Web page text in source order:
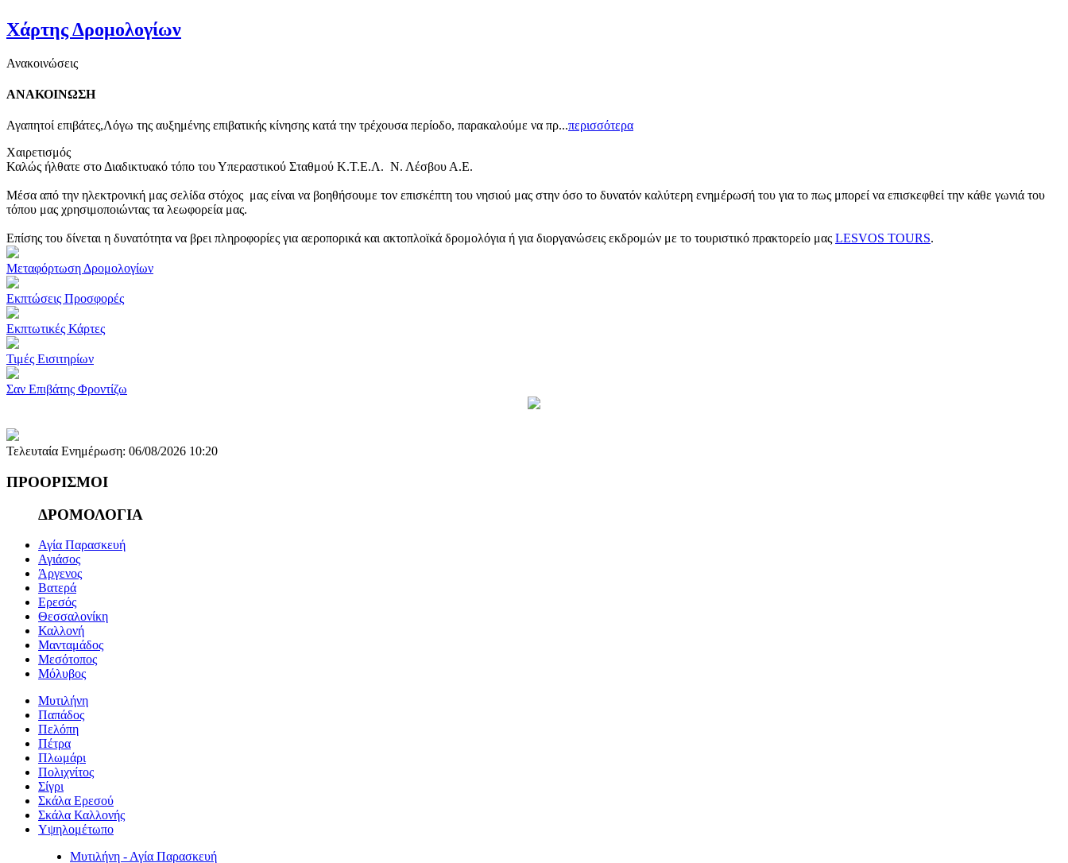
Χάρτης Δρομολογίων
Ανακοινώσεις
ΑΝΑΚΟΙΝΩΣΗ
Αγαπητοί επιβάτες,Λόγω της αυξημένης επιβατικής κίνησης κατά την τρέχουσα περίοδο, παρακαλούμε να πρ...περισσότερα
Χαιρετισμός
Καλώς ήλθατε στο Διαδικτυακό τόπο του Υπεραστικού Σταθμού Κ.Τ.Ε.Λ. Ν. Λέσβου Α.Ε.
Μέσα από την ηλεκτρονική μας σελίδα στόχος μας είναι να βοηθήσουμε τον επισκέπτη του νησιού μας στην όσο το δυνατόν καλύτερη ενημέρωσή του για το πως μπορεί να επισκεφθεί την κάθε γωνιά του
τόπου μας χρησιμοποιώντας τα λεωφορεία μας.
Επίσης του δίνεται η δυνατότητα να βρει πληροφορίες για αεροπορικά και ακτοπλοϊκά δρομολόγια ή για διοργανώσεις εκδρομών με το τουριστικό πρακτορείο μας LESVOS TOURS.
Μεταφόρτωση Δρομολογίων
Εκπτώσεις Προσφορές
Εκπτωτικές Κάρτες
Τιμές Εισιτηρίων
Σαν Επιβάτης Φροντίζω
Τελευταία Ενημέρωση: 06/08/2026 10:20
ΠΡΟΟΡΙΣΜΟΙ
ΔΡΟΜΟΛΟΓΙΑ
Αγία Παρασκευή
Αγιάσος
Άργενος
Βατερά
Ερεσός
Θεσσαλονίκη
Καλλονή
Μανταμάδος
Μεσότοπος
Μόλυβος
Μυτιλήνη
Παπάδος
Πελόπη
Πέτρα
Πλωμάρι
Πολιχνίτος
Σίγρι
Σκάλα Ερεσού
Σκάλα Καλλονής
Υψηλομέτωπο
Μυτιλήνη - Αγία Παρασκευή